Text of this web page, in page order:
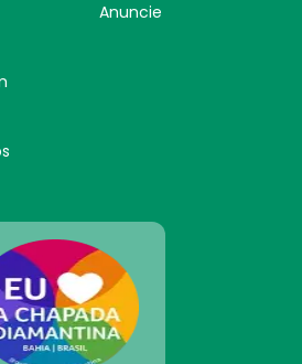
Anuncie